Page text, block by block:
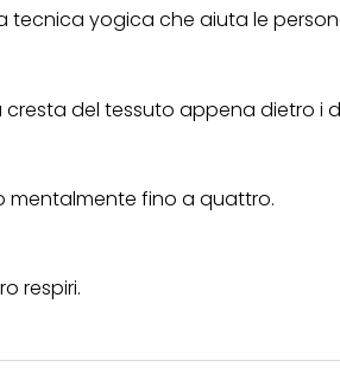
tecnica yogica che aiuta le
del tessuto appena dietro i
mentalmente fino a quattro.
respiri.